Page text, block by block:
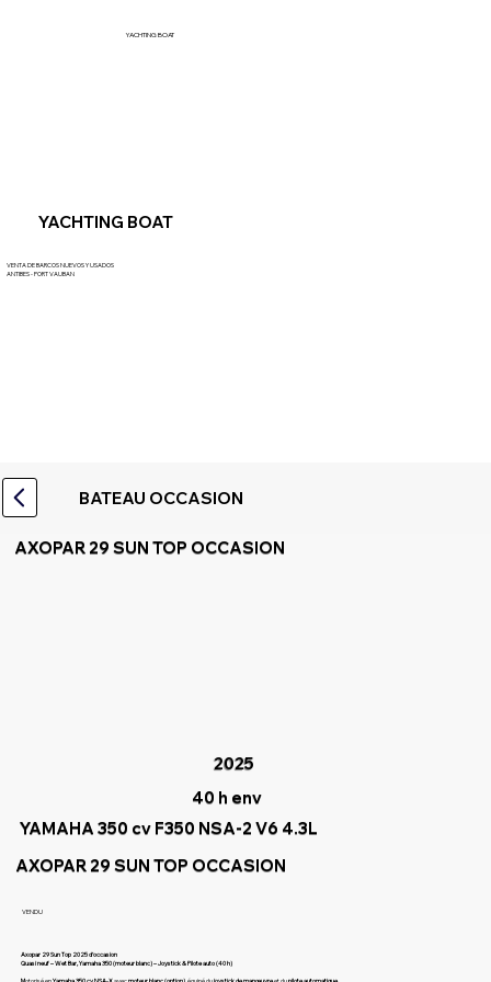
YACHTING BOAT
YACHTING BOAT
VENTA DE BARCOS NUEVOS Y USADOS
ANTIBES - PORT VAUBAN
BATEAU OCCASION
AXOPAR 29 SUN TOP OCCASION
40 h env
2025
YAMAHA 350 cv F350 NSA-2 V6 4.3L
AXOPAR 29 SUN TOP OCCASION
VENDU
Axopar 29 Sun Top 2025 d’occasion
Quasi neuf – Wet Bar, Yamaha 350 (moteur blanc) – Joystick & Pilote auto (40 h)
Motorisé enYamaha 350 cv NSA-Xavecmoteur blanc (option) , équipé dujoystick de manœuvreet dupilote automatique.